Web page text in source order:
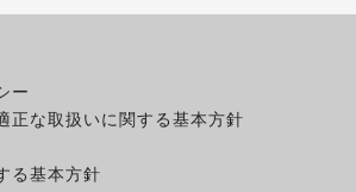
ー
正な取扱いに関する基本方針
る基本方針